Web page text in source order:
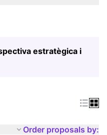
estratègica i
Order proposals by: